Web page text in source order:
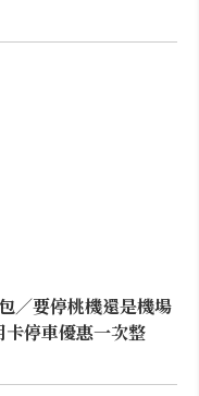
／要停桃機還是機場
停車優惠一次整